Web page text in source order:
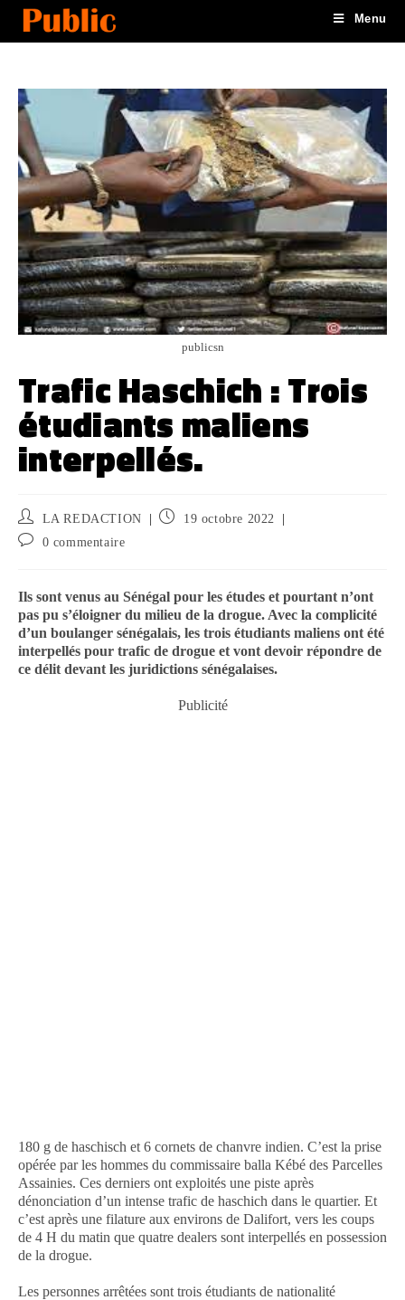
Menu
publicsn
Trafic Haschich : Trois
étudiants maliens
interpellés.
LA REDACTION
19 octobre 2022
0 commentaire
Ils sont venus au Sénégal pour les études et pourtant n’ont
pas pu s’éloigner du milieu de la drogue. Avec la complicité
d’un boulanger sénégalais, les trois étudiants maliens ont été
interpellés pour trafic de drogue et vont devoir répondre de
ce délit devant les juridictions sénégalaises.
Publicité
180 g de haschisch et 6 cornets de chanvre indien. C’est la prise
opérée par les hommes du commissaire balla Kébé des Parcelles
Assainies. Ces derniers ont exploités une piste après
dénonciation d’un intense trafic de haschich dans le quartier. Et
c’est après une filature aux environs de Dalifort, vers les coups
de 4 H du matin que quatre dealers sont interpellés en possession
de la drogue.
Les personnes arrêtées sont trois étudiants de nationalité